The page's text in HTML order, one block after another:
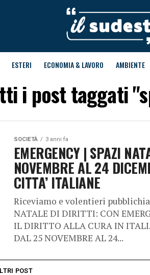
ESTERI ECONOMIA & LAVORO AMBIENTE
i post taggati
SOCIETÀ 3 anni fa
EMERGENCY | SPAZI
NOVEMBRE AL 24
CITTA’ ITALIANE
Riceviamo e volentieri
NATALE DI DIRITTI: CON
IL DIRITTO ALLA CURA IN
DAL 25 NOVEMBRE AL 24...
POST